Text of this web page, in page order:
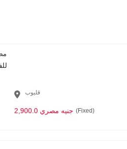
قليوب
2,900.0 جنيه مصري (Fixed)